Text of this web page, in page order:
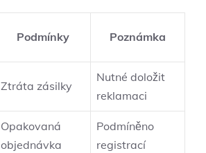
Podmínky Poznámka
Ztráta zásilky
Nutné doložit
reklamaci
Opakovaná
objednávka
Podmíněno
registrací